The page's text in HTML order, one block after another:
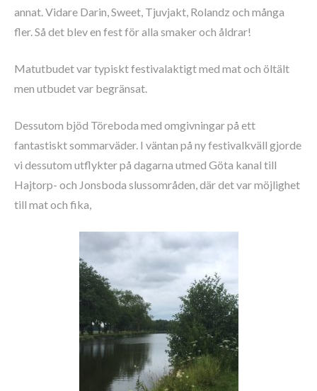
annat. Vidare Darin, Sweet, Tjuvjakt, Rolandz och många
fler. Så det blev en fest för alla smaker och åldrar!
Matutbudet var typiskt festivalaktigt med mat och öltält
men utbudet var begränsat.
Dessutom bjöd Töreboda med omgivningar på ett
fantastiskt sommarväder. I väntan på ny festivalkväll gjorde
vi dessutom utflykter på dagarna utmed Göta kanal till
Hajtorp- och Jonsboda slussområden, där det var möjlighet
till mat och fika,